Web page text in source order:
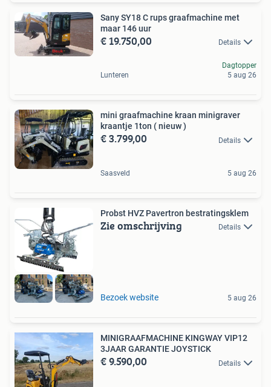
Sany SY18 C rups graafmachine met
maar 146 uur
€ 19.750,00 Details
Lunteren
Dagtopper
5 aug 26
mini graafmachine kraan minigraver
kraantje 1ton ( nieuw )
€ 3.799,00 Details
Saasveld 5 aug 26
Probst HVZ Pavertron bestratingsklem
Zie omschrijving Details
Bezoek website 5 aug 26
MINIGRAAFMACHINE KINGWAY VIP12
3JAAR GARANTIE JOYSTICK
€ 9.590,00 Details